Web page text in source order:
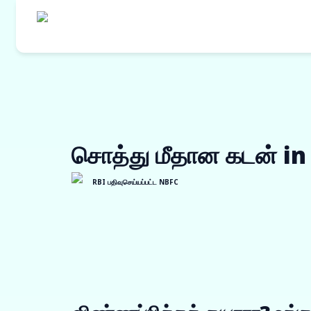
ஒர்க் ஆர்டர்
சொத்து மீதான கடன்
RBI பதிவுசெய்யப்பட்ட NBFC